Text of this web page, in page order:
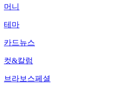
머니
테마
카드뉴스
컷&칼럼
브라보스페셜